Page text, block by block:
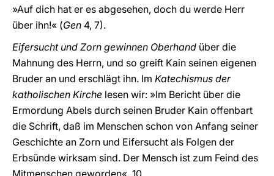
»Auf dich hat er es abgesehen, doch du werde Herr
über ihn!« (Gen 4, 7).
Eifersucht und Zorn gewinnen Oberhand über die
Mahnung des Herrn, und so greift Kain seinen eigenen
Bruder an und erschlägt ihn. Im Katechismus der
katholischen Kirche lesen wir: »Im Bericht über die
Ermordung Abels durch seinen Bruder Kain offenbart
die Schrift, daß im Menschen schon von Anfang seiner
Geschichte an Zorn und Eifersucht als Folgen der
Erbsünde wirksam sind. Der Mensch ist zum Feind des
Mitmenschen geworden«. 10